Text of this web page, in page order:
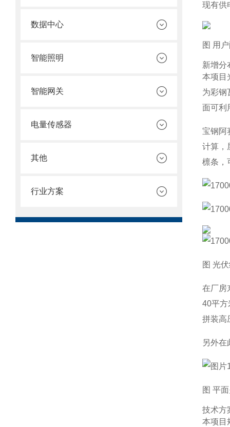
数据中心
智能照明
智能网关
电量传感器
其他
行业方案
现有供
图 用
新增分
本项目
为彩钢
面可利
宝钢阿
计算，
檩条，
图 光
在厂房
40平方
拼装高
另外在
图 平
技术方
本项目